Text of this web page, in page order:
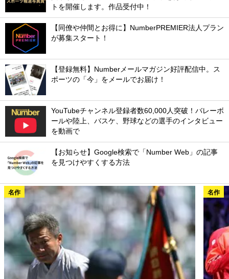
トを開催します。作品受付中！
【同僚や仲間とお得に】NumberPREMIER法人プラン
が募集スタート！
【登録無料】Numberメールマガジン好評配信中。ス
ポーツの「今」をメールでお届け！
YouTubeチャンネル登録者数60,000人突破！バレーボ
ールや陸上、バスケ、野球などの選手のインタビュー
を動画で
【お知らせ】Google検索で「Number Web」の記事
を見つけやすくする方法
名作 名作